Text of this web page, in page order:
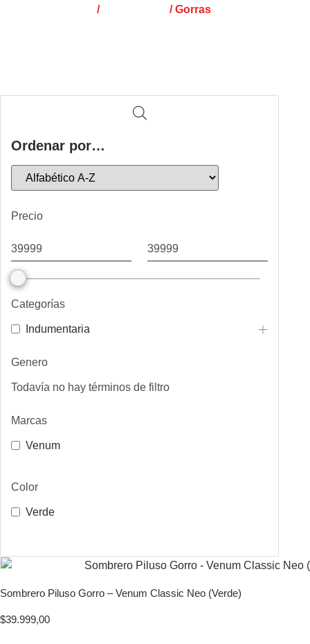
/ / Gorras
Sombrero Piluso Gorro – Venum Classic Neo (Verde)
$39.999,00
Ordenar por…
Precio
Categorías
Indumentaria
Genero
Todavía no hay términos de filtro
Marcas
Venum
Color
Verde